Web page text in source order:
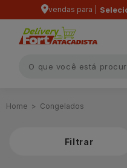
vendas para |
Congelados
Filtrar